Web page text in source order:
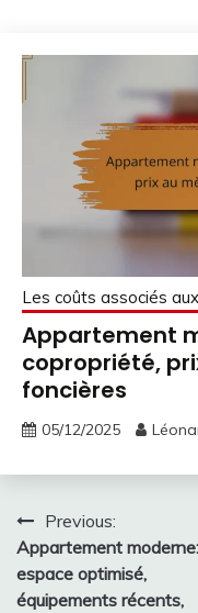
Les coûts associés
Appartement
copropriété,
foncières
05/12/2025
Post
navigation
Previous:
Appartement moderne:
espace optimisé,
équipements récents,